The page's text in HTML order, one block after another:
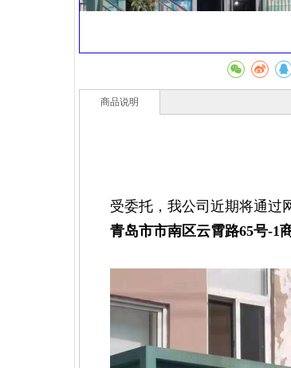
商品说明
受委托，我公司近期将通过
青岛市市南区云霄路65号-1